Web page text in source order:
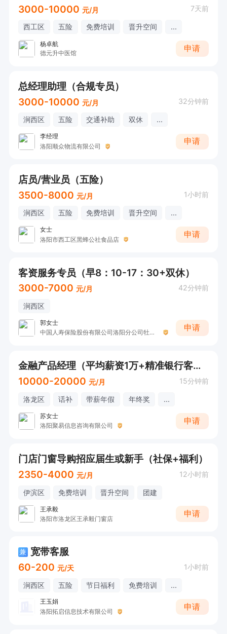
3000-10000 元/月 7天前
西工区 五险 免费培训 晋升空间 ...
杨卓航
德元升中医馆
申请
总经理助理（合规专员）
3000-10000 元/月 32分钟前
涧西区 五险 交通补助 双休 ...
李经理
洛阳顺众物流有限公司
申请
店员/营业员（五险）
3500-8000 元/月 1小时前
涧西区 五险 免费培训 晋升空间 ...
女士
洛阳市西工区黑蜂公社食品店
申请
客资服务专员（早8：10-17：30+双休）
3000-7000 元/月 42分钟前
涧西区
郭女士
中国人寿保险股份有限公司洛阳分公司牡丹路营销服务部五部
申请
金融产品经理（平均薪资1万+精准银行客户信息）
10000-20000 元/月 15分钟前
洛龙区 话补 带薪年假 年终奖 ...
苏女士
洛阳聚易信息咨询有限公司
申请
门店门窗导购招应届生或新手（社保+福利）
2350-4000 元/月 12小时前
伊滨区 免费培训 晋升空间 团建
王承毅
洛阳市洛龙区王承毅门窗店
申请
兼 宽带客服
60-200 元/天 1小时前
涧西区 五险 节日福利 免费培训 ...
王玉娟
洛阳拓启信息技术有限公司
申请